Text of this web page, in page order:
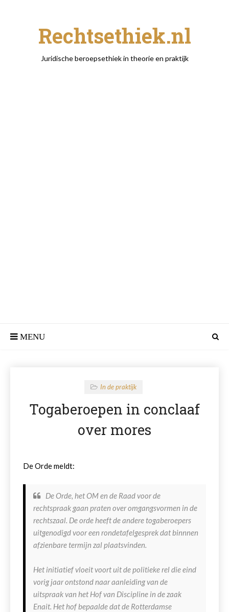
Rechtsethiek.nl
Juridische beroepsethiek in theorie en praktijk
In de praktijk
Togaberoepen in conclaaf
over mores
De Orde meldt:
De Orde, het OM en de Raad voor de
rechtspraak gaan praten over omgangsvormen in de
rechtszaal. De orde heeft de andere togaberoepers
uitgenodigd voor een rondetafelgesprek dat binnnen
afzienbare termijn zal plaatsvinden.
Het initiatief vloeit voort uit de politieke rel die eind
vorig jaar ontstond naar aanleiding van de
uitspraak van het Hof van Discipline in de zaak
Enait. Het hof bepaalde dat de Rotterdamse